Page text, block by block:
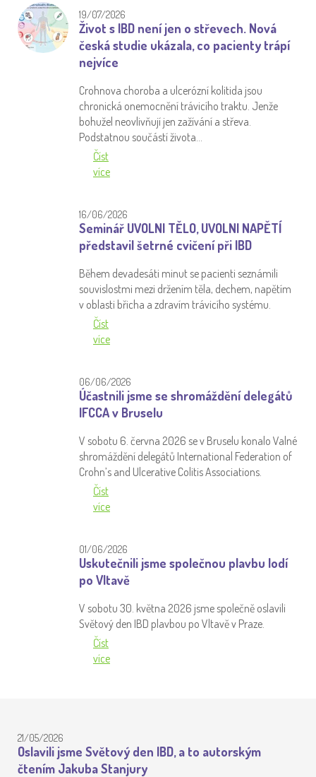
19/07/2026
Život s IBD není jen o střevech. Nová
česká studie ukázala, co pacienty trápí
nejvíce
Crohnova choroba a ulcerózní kolitida jsou
chronická onemocnění trávicího traktu. Jenže
bohužel neovlivňují jen zažívání a střeva.
Podstatnou součástí života…
Číst
více
16/06/2026
Seminář UVOLNI TĚLO, UVOLNI NAPĚTÍ
představil šetrné cvičení při IBD
Během devadesáti minut se pacienti seznámili
souvislostmi mezi držením těla, dechem, napětím
v oblasti břicha a zdravím trávicího systému.
Číst
více
06/06/2026
Účastnili jsme se shromáždění delegátů
IFCCA v Bruselu
V sobotu 6. června 2026 se v Bruselu konalo Valné
shromáždění delegátů International Federation of
Crohn’s and Ulcerative Colitis Associations.
Číst
více
01/06/2026
Uskutečnili jsme společnou plavbu lodí
po Vltavě
V sobotu 30. května 2026 jsme společně oslavili
Světový den IBD plavbou po Vltavě v Praze.
Číst
více
21/05/2026
Oslavili jsme Světový den IBD, a to autorským
čtením Jakuba Stanjury